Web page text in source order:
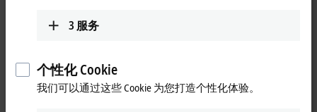
EP6090-0000
显示端子盒，可以显示状态信息、运行数字或其它可自由选择
的文本。
3 服务
个性化 Cookie
我们可以通过这些 Cookie 为您打造个性化体验。